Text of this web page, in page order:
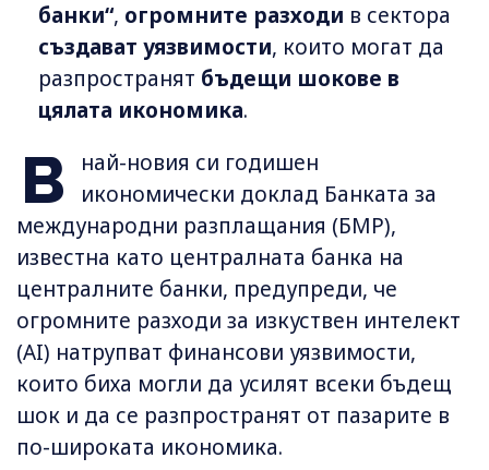
банки“, огромните разходи в сектора
създават уязвимости, които могат да
разпространят бъдещи шокове в
цялата икономика.
В
най-новия си годишен
икономически доклад Банката за
международни разплащания (БМР),
известна като централната банка на
централните банки, предупреди, че
огромните разходи за изкуствен интелект
(AI) натрупват финансови уязвимости,
които биха могли да усилят всеки бъдещ
шок и да се разпространят от пазарите в
по-широката икономика.